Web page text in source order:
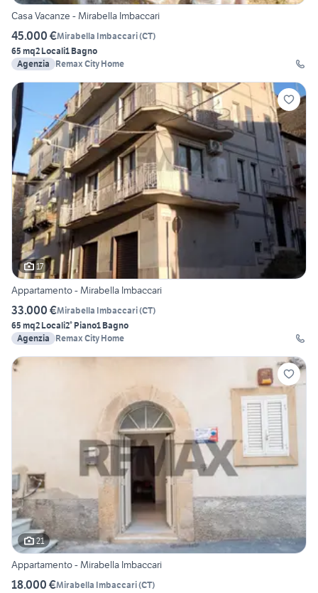
Casa Vacanze - Mirabella Imbaccari
45.000 €Mirabella Imbaccari(CT)
65 mq2 Locali1 Bagno
Agenzia
Remax City Home
17
Appartamento - Mirabella Imbaccari
33.000 €Mirabella Imbaccari(CT)
65 mq2 Locali2° Piano1 Bagno
Agenzia
Remax City Home
21
Appartamento - Mirabella Imbaccari
18.000 €Mirabella Imbaccari(CT)